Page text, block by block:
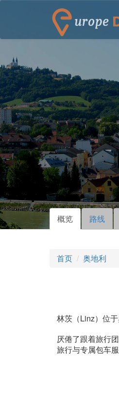
主标签
概览
动标
路线
首页 奥地利
林茨（Linz）位
厌倦了跟着旅行
旅行与专属包车